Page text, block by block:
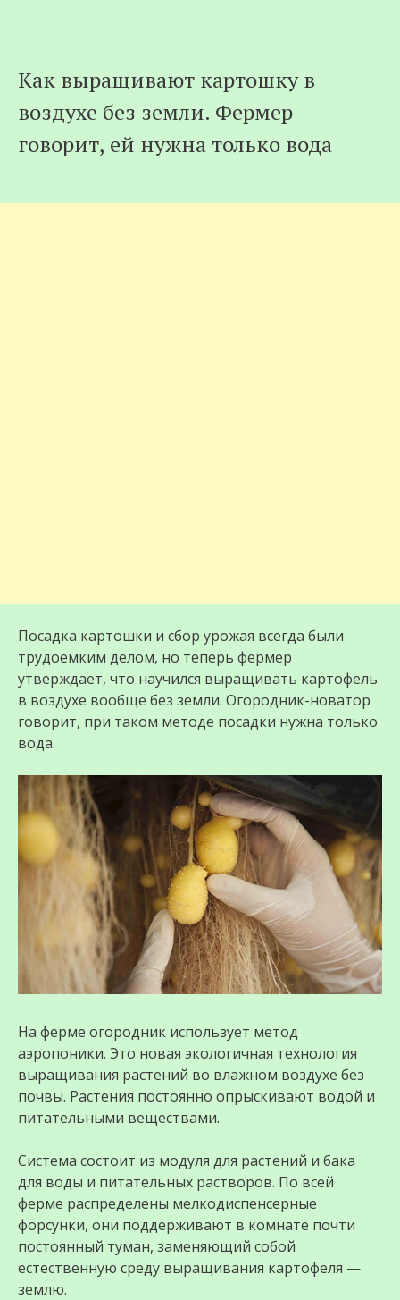
Как выращивают картошку в
воздухе без земли. Фермер
говорит, ей нужна только вода
Посадка картошки и сбор урожая всегда были
трудоемким делом, но теперь фермер
утверждает, что научился выращивать картофель
в воздухе вообще без земли. Огородник-новатор
говорит, при таком методе посадки нужна только
вода.
На ферме огородник использует метод
аэропоники. Это новая экологичная технология
выращивания растений во влажном воздухе без
почвы. Растения постоянно опрыскивают водой и
питательными веществами.
Система состоит из модуля для растений и бака
для воды и питательных растворов. По всей
ферме распределены мелкодиспенсерные
форсунки, они поддерживают в комнате почти
постоянный туман, заменяющий собой
естественную среду выращивания картофеля —
землю.